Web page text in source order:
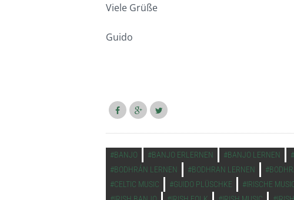
Viele Grüße
Guido
VERSCHLAGWORTET
BANJO BANJO ERLERNEN BANJO LERNEN
BODHRÁN LERNEN
BODHRAN LERNEN
CELTIC MUSIC
GUIDO PLÜSCHKE IRISCHE